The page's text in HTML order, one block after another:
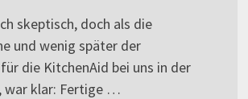
skeptisch, doch als die
und wenig später der
die KitchenAid bei uns in der
war klar: Fertige …